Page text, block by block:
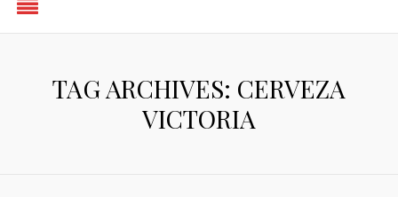
TAG ARCHIVES: CERVEZA
VICTORIA